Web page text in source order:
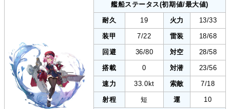
艦船ステータス(初期値/最大値)
耐久 19 火力 13/33
装甲 7/22 雷装 18/68
回避 36/80 対空 28/58
搭載 0 対潜 23/56
速力 33.0kt 索敵 7/18
射程 短 運 10